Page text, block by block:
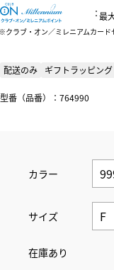
：最
クラブ・オン／ミレニアムカー
配送のみ ギフトラッピング
型番（品番）：764990
カラー
サイズ
在庫あり